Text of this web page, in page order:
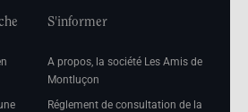
S'informer
A propos, la société Les Amis de
Montluçon
Réglement de consultation de la